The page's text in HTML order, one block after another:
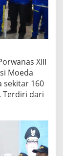
XIII
Moeda
sekitar 160
Terdiri dari